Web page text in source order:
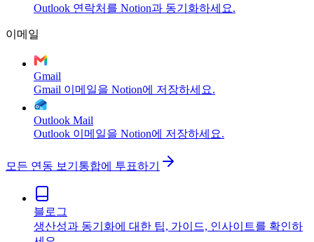
Outlook 연락처를 Notion과 동기화하세요.
이메일
Gmail
Gmail 이메일을 Notion에 저장하세요.
Outlook Mail
Outlook 이메일을 Notion에 저장하세요.
모든 연동 보기 통합에 투표하기
블로그
생산성과 동기화에 대한 팁, 가이드, 인사이트를 확인하